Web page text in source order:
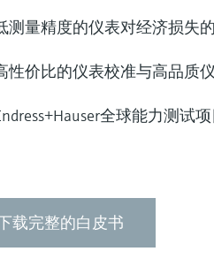
测量精度的仪表对经济损失
性价比的仪表校准与高品质
全球能力测试
载完整的白皮书